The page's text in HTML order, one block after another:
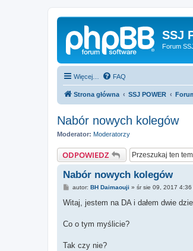
SSJ
Forum
Więcej… FAQ
Strona główna SSJ POWER
Nabór nowych kolegów
Moderator: Moderatorzy
ODPOWIEDZ
Nabór nowych kolegów
P
s
autor: BH Daimaouji » śr sie 09, 2017 4:36
Witaj, jestem na DA i dałem dwie
Co o tym myślicie?
Tak czy nie?